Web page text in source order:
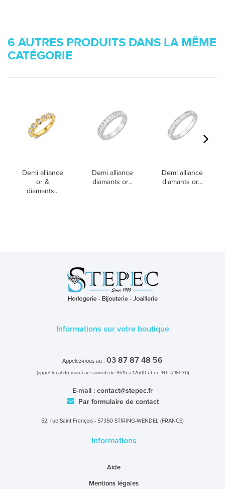
6 AUTRES PRODUITS DANS LA MÊME
CATÉGORIE
Demi alliance
or &
diamants...
Demi alliance
diamants or...
Demi alliance
diamants or...
Informations sur votre boutique
Appelez-nous au : 03 87 87 48 56
(appel local du mardi au samedi de 9h15 à 12h00 et de 14h à 18h30)
E-mail : contact@stepec.fr
Par formulaire de contact
52, rue Saint François - 57350 STIRING-WENDEL (FRANCE)
Informations
Aide
Mentions légales